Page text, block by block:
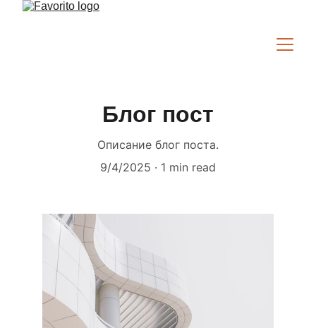
Блог пост
Описание блог поста.
9/4/2025
1 min read